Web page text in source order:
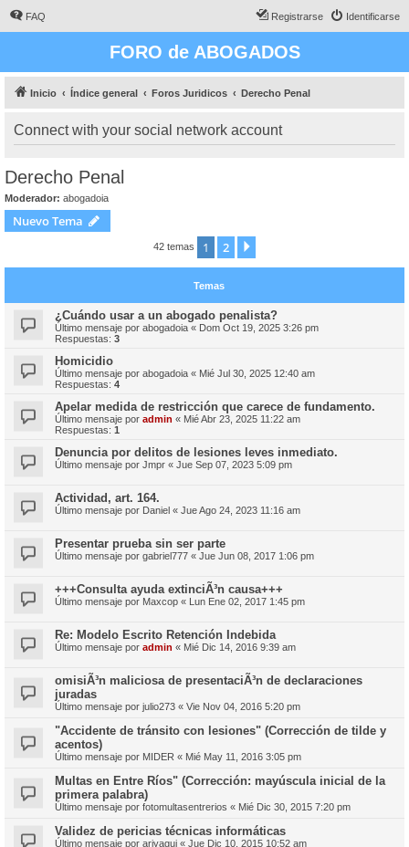
FAQ Identificarse
Registrarse
FORO de ABOGADOS
Inicio Índice general Foros Juridicos Derecho Penal
Connect with your social network account
Derecho Penal
Moderador: abogadoia
Nuevo Tema
42 temas 1 2
Temas
¿Cuándo usar a un abogado penalista?
Último mensaje por abogadoia « Dom Oct 19, 2025 3:26 pm
Respuestas: 3
Homicidio
Último mensaje por abogadoia « Mié Jul 30, 2025 12:40 am
Respuestas: 4
Apelar medida de restricción que carece de fundamento.
Último mensaje por admin « Mié Abr 23, 2025 11:22 am
Respuestas: 1
Denuncia por delitos de lesiones leves inmediato.
Último mensaje por Jmpr « Jue Sep 07, 2023 5:09 pm
Actividad, art. 164.
Último mensaje por Daniel « Jue Ago 24, 2023 11:16 am
Presentar prueba sin ser parte
Último mensaje por gabriel777 « Jue Jun 08, 2017 1:06 pm
+++Consulta ayuda extinciÃ³n causa+++
Último mensaje por Maxcop « Lun Ene 02, 2017 1:45 pm
Re: Modelo Escrito Retención Indebida
Último mensaje por admin « Mié Dic 14, 2016 9:39 am
omisiÃ³n maliciosa de presentaciÃ³n de declaraciones
juradas
Último mensaje por julio273 « Vie Nov 04, 2016 5:20 pm
"Accidente de tránsito con lesiones" (Corrección de tilde y
acentos)
Último mensaje por MIDER « Mié May 11, 2016 3:05 pm
Multas en Entre Ríos" (Corrección: mayúscula inicial de la
primera palabra)
Último mensaje por fotomultasentrerios « Mié Dic 30, 2015 7:20 pm
Validez de pericias técnicas informáticas
Último mensaje por ariyagui « Jue Dic 10, 2015 10:52 am